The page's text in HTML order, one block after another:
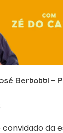
Bertotti –
convidado da